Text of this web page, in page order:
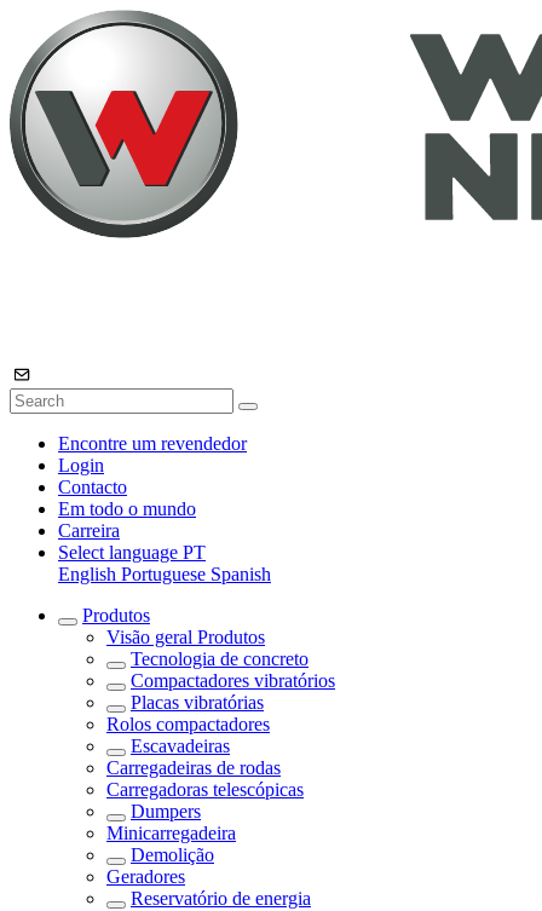
Encontre um revendedor
Login
Contacto
Em todo o mundo
Carreira
Select language PT
English Portuguese Spanish
Produtos
Visão geral Produtos
Tecnologia de concreto
Compactadores vibratórios
Placas vibratórias
Rolos compactadores
Escavadeiras
Carregadeiras de rodas
Carregadoras telescópicas
Dumpers
Minicarregadeira
Demolição
Geradores
Reservatório de energia